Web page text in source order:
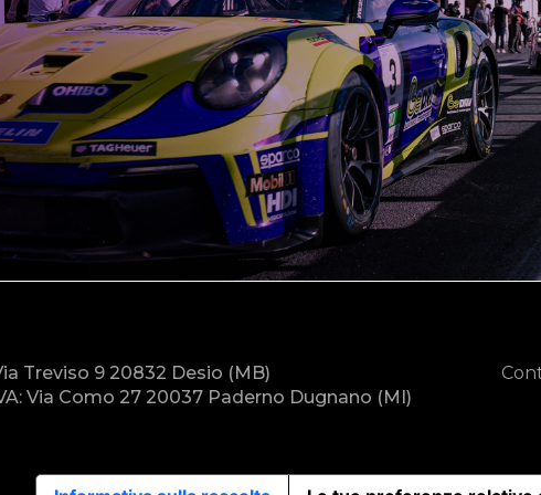
Treviso 9 20832 Desio (MB)
Via Como 27 20037 Paderno Dugnano (MI)